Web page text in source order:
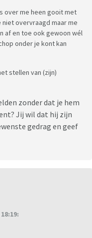
over me heen gooit met
overvraagd maar me
af en toe ook gewoon wél
onder je kont kan
stellen van (zijn)
zonder dat je hem
Jij wil dat hij zijn
gedrag en geef